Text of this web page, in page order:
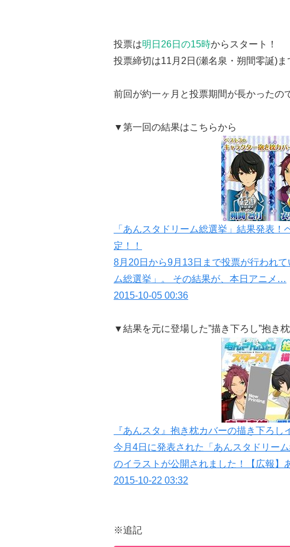
投票は明日26日の15時からスタート！
投票締切は11月2日(瀬名泉・朔間零誕)ま
前回が約一ヶ月と投票期間が長かったの
▼第一回の結果はこちらから
「あんスタドリーム総選挙」結果発表
定！！
8月20日から9月13日まで投票が行われ
ム総選挙」。 その結果が、本日アニメ…
2015-10-05 00:36
▼結果を元に登場した”描き下ろし”抱き
『あんスタ』抱き枕カバーの描き下ろ
今月4日に発表された「あんスタドリー
のイラストが公開されました！【広報】
2015-10-22 03:32
※追記